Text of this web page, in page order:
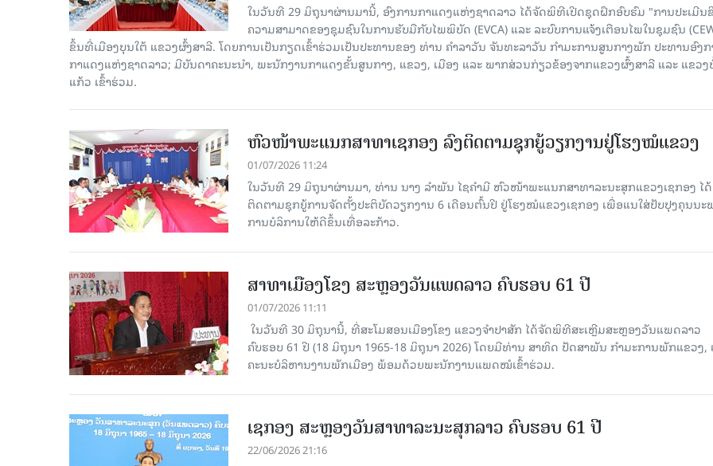
ໃນວັນທີ 29 ມິຖຸນາຜ່ານມານີ້, ອົງການກາແດງແຫ່ງຊາດລາວ ໄດ້ຈັດພິທີເປີດຊຸດຝຶກອົບຮົມ "ການປະເມີນ
ຄວາມສາມາດຂອງຊຸມຊົນໃນການຮັບມືກັບໄພພິບັດ (EVCA) ແລະ ລະບົບການແຈ້ງເຕືອນໄພໃນຊຸມຊົນ
ຂຶ້ນທີ່ເມືອງບຸນໃຕ້ ແຂວງຜົ້ງສາລີ. ໂດຍການເປັນກຽດເຂົ້າຮ່ວມເປັນປະທານຂອງ ທ່ານ ຄຳລາວັນ ຈັນທະລາວັນ ກຳມະການສູນກາງພັກ ປະທານອົງ
ກາແດງແຫ່ງຊາດລາວ; ມີບັນດາຄະນະນຳ, ພະນັກງານກາແດງຂັ້ນສູນກາງ, ແຂວງ, ເມືອງ ແລະ ພາກສ່ວນກ່ຽວຂ້ອງຈາກແຂວງຜົ້ງສາລີ ແລະ ແຂວງ
ແກ້ວ ເຂົ້າຮ່ວມ.
ຫົວໜ້າພະແນກສາທາເຊກອງ ລົງຕິດຕາມຊຸກຍູ້ວຽກງານຢູ່ໂຮງໝໍແຂວງ
01/07/2026 11:24
ໃນວັນທີ 29 ມິຖຸນາຜ່ານມາ, ທ່ານ ນາງ ລໍາພັນ ໄຊຄໍາມີ ຫົວໜ້າພະແນກສາທາລະນະສຸກແຂວງເຊກອງ ໄ
ຕິດຕາມຊຸກຍູ້ການຈັດຕັ້ງປະຕິບັດວຽກງານ 6 ເດືອນຕົ້ນປີ ຢູ່ໂຮງໝໍແຂວງເຊກອງ ເພື່ອແນໃສ່ປັບປຸງຄຸນນະ
ການບໍລິການໃຫ້ດີຂຶ້ນເທື່ອລະກ້າວ.
ສາທາເມືອງໂຂງ ສະຫຼອງວັນແພດລາວ ຄົບຮອບ 61 ປີ
01/07/2026 11:11
​ ໃນວັນທີ 30 ມິຖຸນານີ້, ທີ່ສະໂມສອນເມືອງໂຂງ ແຂວງຈຳປາສັກ ໄດ້ຈັດພິທີສະເຫຼີມສະຫຼອງວັນແພດລາວ
ຄົບຮອບ 61 ປີ (18 ມິຖຸນາ 1965-18 ມິຖຸນາ 2026) ໂດຍມີທ່ານ ສາທິດ ປັດສາພັນ ກຳມະການພັກແຂວງ,
ຄະນະບໍລິຫານງານພັກເມືອງ ພ້ອມດ້ວຍພະນັກງານແພດໝໍເຂົ້າຮ່ວມ.
ເຊກອງ ສະຫຼອງວັນສາທາລະນະສຸກລາວ ຄົບຮອບ 61 ປີ
22/06/2026 21:16